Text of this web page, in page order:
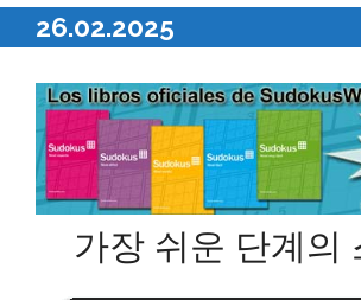
26.02.2025
가장 쉬운 단계의